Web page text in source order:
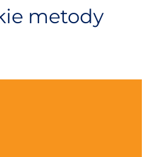
metody